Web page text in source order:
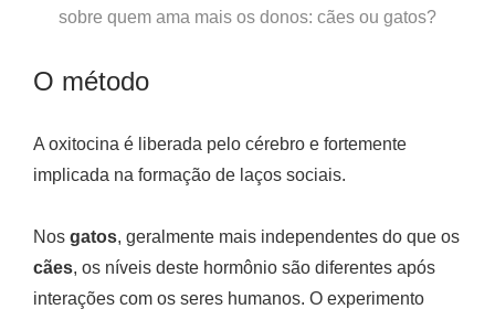
sobre quem ama mais os donos: cães ou gatos?
O método
A oxitocina é liberada pelo cérebro e fortemente
implicada na formação de laços sociais.
Nos gatos, geralmente mais independentes do que os
cães, os níveis deste hormônio são diferentes após
interações com os seres humanos. O experimento